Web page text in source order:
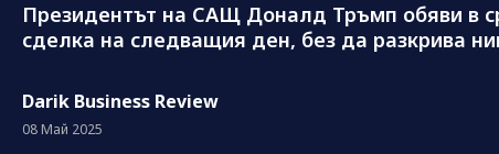
Президентът на САЩ Доналд Тръмп обяви в
сделка на следващия ден, без да разкрива
Darik Business Review
08 Май 2025